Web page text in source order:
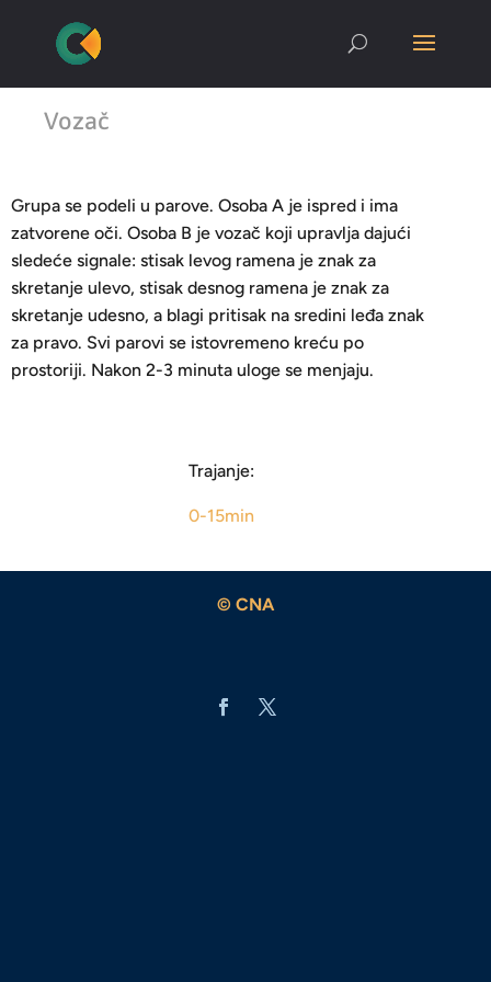
Vozač
Grupa se podeli u parove. Osoba A je ispred i ima
zatvorene oči. Osoba B je vozač koji upravlja dajući
sledeće signale: stisak levog ramena je znak za
skretanje ulevo, stisak desnog ramena je znak za
skretanje udesno, a blagi pritisak na sredini leđa znak
za pravo. Svi parovi se istovremeno kreću po
prostoriji. Nakon 2-3 minuta uloge se menjaju.
Trajanje:
0-15min
© CNA